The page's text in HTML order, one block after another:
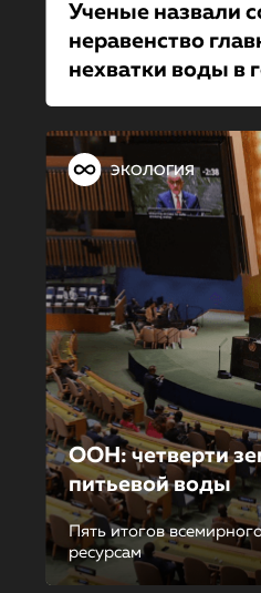
Ученые назвали
неравенство
нехватки воды в
ЭКОЛОГИЯ
ООН: четверти
питьевой воды
Пять итогов
ресурсам